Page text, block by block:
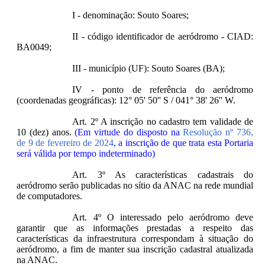
I - denominação: Souto Soares;
II - código identificador de aeródromo - CIAD:
BA0049;
III - município (UF): Souto Soares (BA);
IV - ponto de referência do aeródromo
(coordenadas geográficas): 12° 05' 50'' S / 041° 38' 26'' W.
Art. 2º A inscrição no cadastro tem validade de
10 (dez) anos.(Em virtude do disposto naResolução nº 736,
de 9 de fevereiro de 2024, a inscrição de que trata esta Portaria
será válida por tempo indeterminado)
Art. 3º As características cadastrais do
aeródromo serão publicadas no sítio da ANAC na rede mundial
de computadores.
Art. 4º O interessado pelo aeródromo deve
garantir que as informações prestadas a respeito das
características da infraestrutura correspondam à situação do
aeródromo, a fim de manter sua inscrição cadastral atualizada
na ANAC.